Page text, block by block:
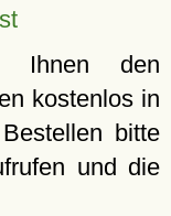
Ihnen den
kostenlos in
bitte
und die